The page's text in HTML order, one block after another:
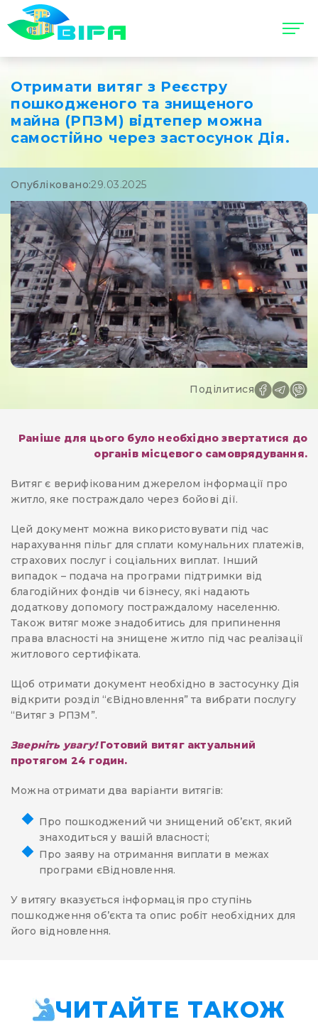
Отримати витяг з Реєстру
пошкодженого та знищеного
майна (РПЗМ) відтепер можна
самостійно через застосунок Дія.
Опубліковано:29.03.2025
Поділитися
Раніше для цього було необхідно звертатися до
органів місцевого самоврядування.
Витяг є верифікованим джерелом інформації про
житло, яке постраждало через бойові дії.
Цей документ можна використовувати під час
нарахування пільг для сплати комунальних платежів,
страхових послуг і соціальних виплат. Інший
випадок – подача на програми підтримки від
благодійних фондів чи бізнесу, які надають
додаткову допомогу постраждалому населенню.
Також витяг може знадобитись для припинення
права власності на знищене житло під час реалізації
житлового сертифіката.
Щоб отримати документ необхідно в застосунку Дія
відкрити розділ “єВідновлення” та вибрати послугу
“Витяг з РПЗМ”.
Зверніть увагу!Готовий витяг актуальний
протягом 24 годин.
Можна отримати два варіанти витягів:
Про пошкоджений чи знищений об’єкт, який
знаходиться у вашій власності;
Про заяву на отримання виплати в межах
програми єВідновлення.
У витягу вказується інформація про ступінь
пошкодження об’єкта та опис робіт необхідних для
його відновлення.
ЧИТАЙТЕ ТАКОЖ